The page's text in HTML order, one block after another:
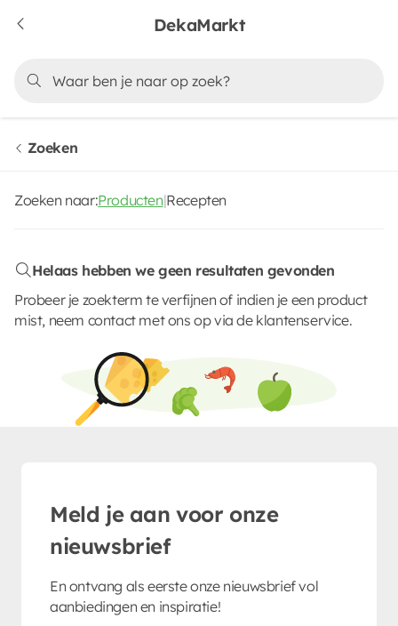
DekaMarkt
Zoeken
Zoeken naar:Producten|Recepten
Helaas hebben we geen resultaten gevonden
Probeer je zoekterm te verfijnen of indien je een product
mist, neem contact met ons op via de klantenservice.
Meld je aan voor onze
nieuwsbrief
En ontvang als eerste onze nieuwsbrief vol
aanbiedingen en inspiratie!